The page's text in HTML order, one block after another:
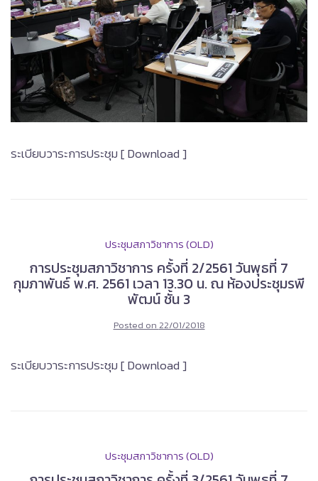
ระเบียบวาระการประชุม [ Download ]
ประชุมสภาวิชาการ (OLD)
การประชุมสภาวิชาการ ครั้งที่ 2/2561 วันพุธที่ 7
กุมภาพันธ์ พ.ศ. 2561 เวลา 13.30 น. ณ ห้องประชุมรพี
พัฒน์ ชั้น 3
Posted on 22/01/2018
ระเบียบวาระการประชุม [ Download ]
ประชุมสภาวิชาการ (OLD)